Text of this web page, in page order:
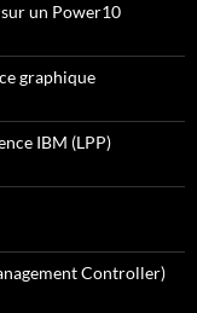
un Power10
graphique
IBM (LPP)
Controller)